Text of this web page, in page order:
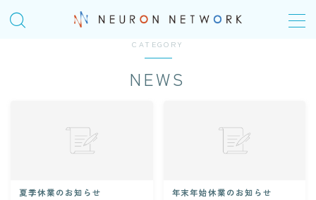
COMPANY
＠Homeday
CATEGORY
NEWS
夏季休業のお知らせ 年末年始休業のお知らせ